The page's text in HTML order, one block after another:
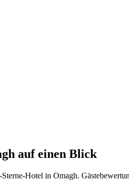
auf einen Blick
Hotel in Omagh.